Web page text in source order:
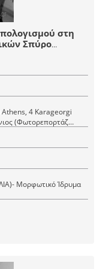
στη
Σπύρο
(Φωτορεπορτάζ
34
Μορφωτικό Ίδρυμα